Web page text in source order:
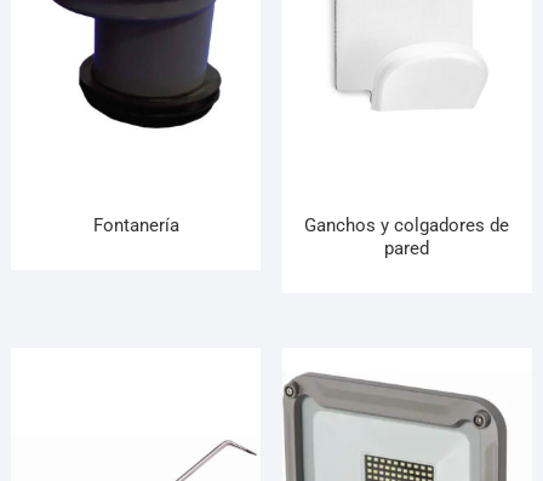
Fontanería
Ganchos y colgadores de
pared